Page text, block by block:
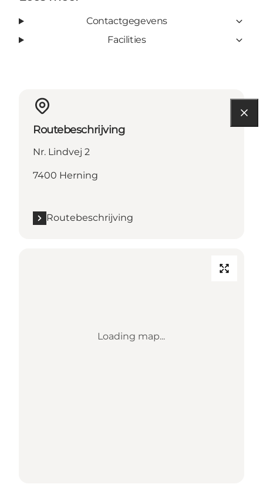
Contactgegevens
Facilities
Routebeschrijving
Nr. Lindvej 2
7400 Herning
Routebeschrijving
Loading map...